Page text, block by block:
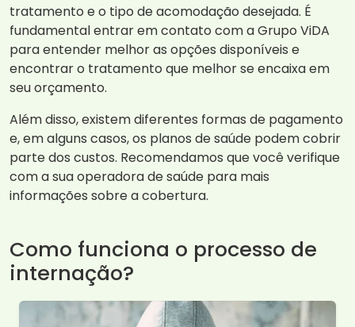
tratamento e o tipo de acomodação desejada. É
fundamental entrar em contato com a Grupo ViDA
para entender melhor as opções disponíveis e
encontrar o tratamento que melhor se encaixa em
seu orçamento.
Além disso, existem diferentes formas de pagamento
e, em alguns casos, os planos de saúde podem cobrir
parte dos custos. Recomendamos que você verifique
com a sua operadora de saúde para mais
informações sobre a cobertura.
Como funciona o processo de
internação?